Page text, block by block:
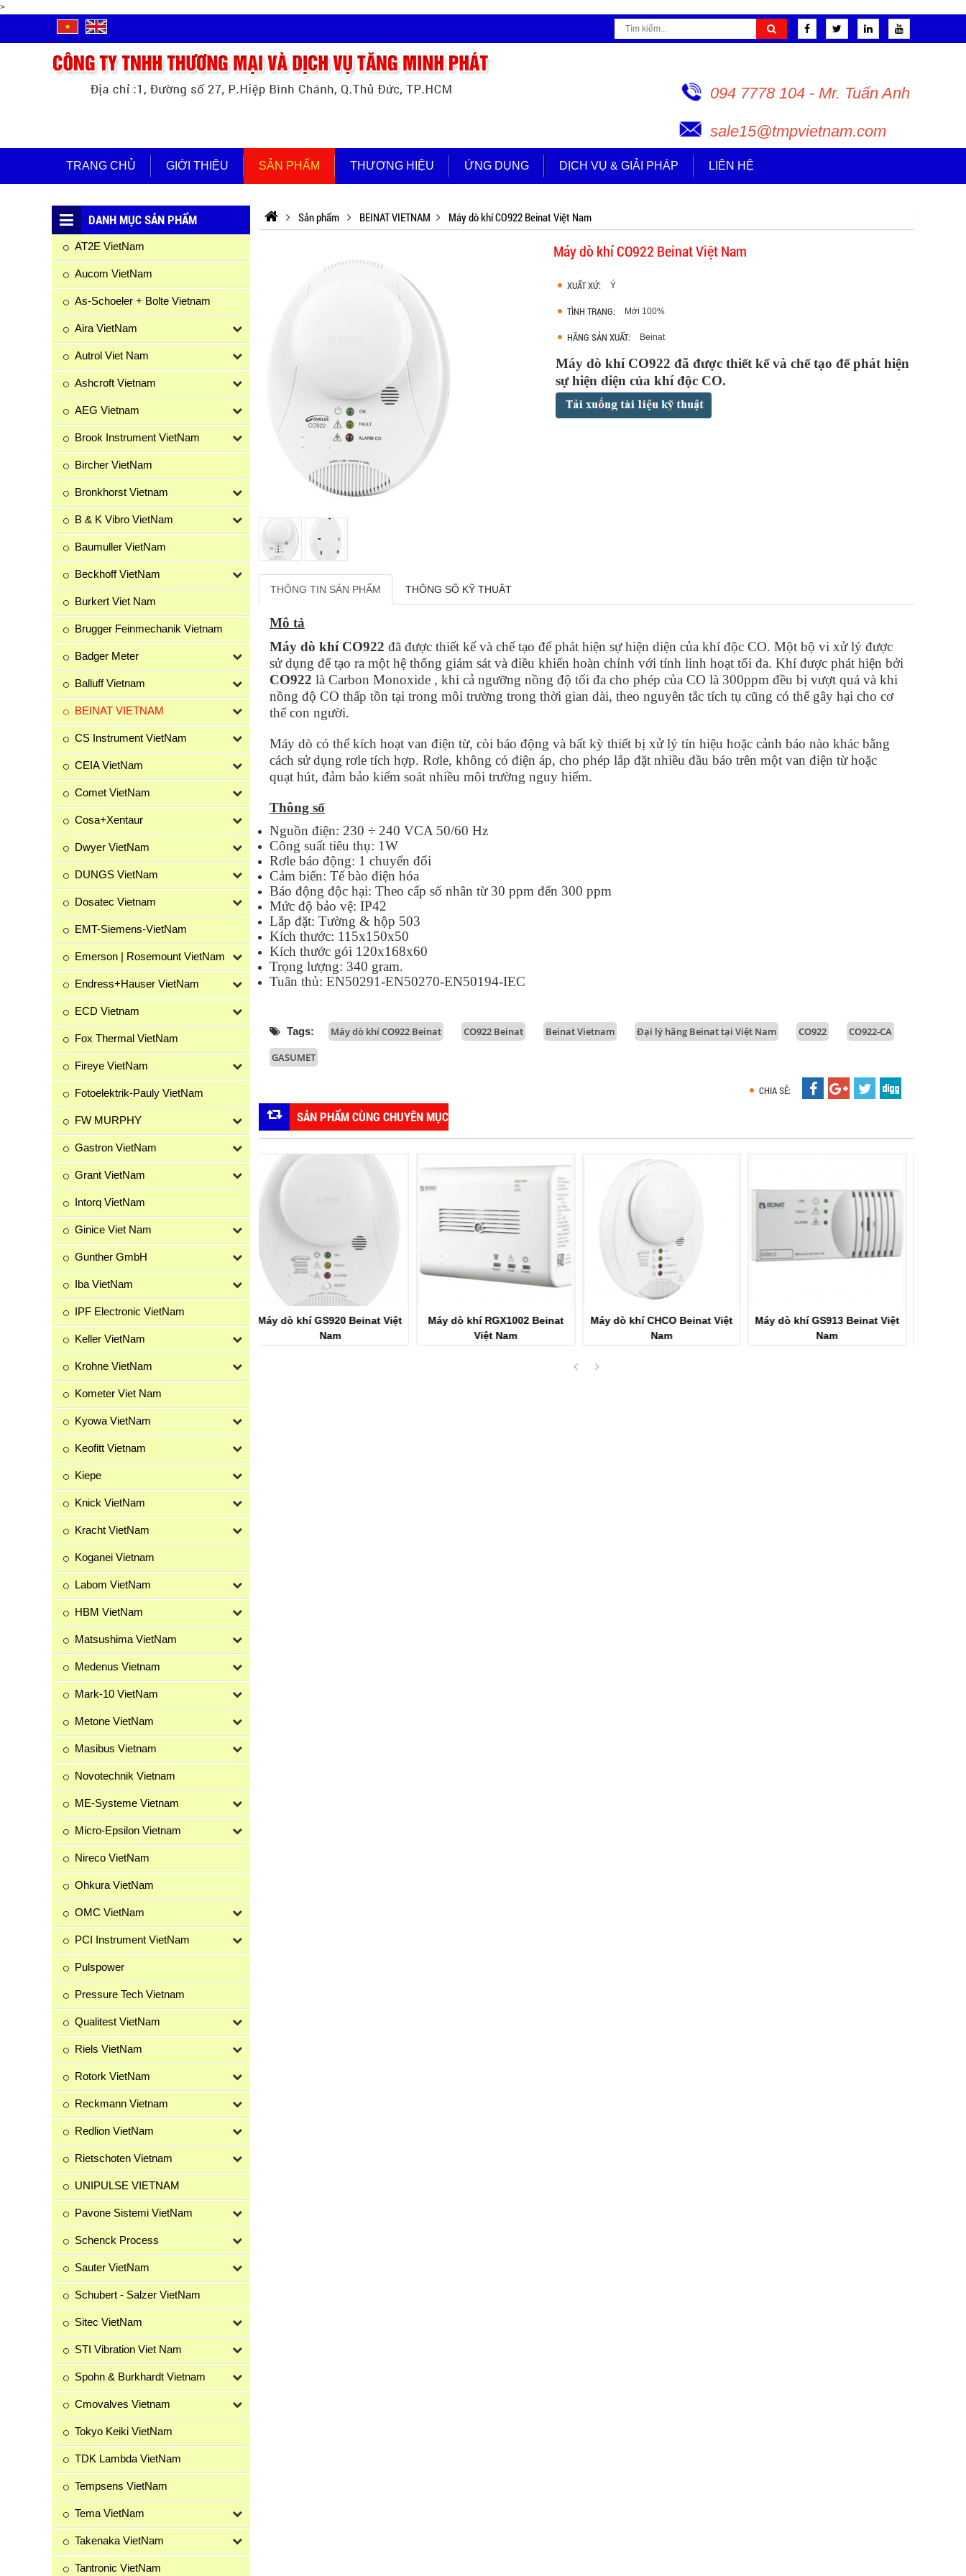
>
094 7778 104 - Mr. Tuấn Anh
sale15@tmpvietnam.com
TRANG CHỦ GIỚI THIỆU SẢN PHẨM THƯƠNG HIỆU ỨNG DỤNG DỊCH VỤ & GIẢI PHÁP LIÊN HỆ
Sản phẩm BEINAT VIETNAM Máy dò khí CO922 Beinat Việt Nam
Máy dò khí CO922 Beinat Việt Nam
XUẤT XỨ: Ý
TÌNH TRẠNG: Mới 100%
HÃNG SẢN XUẤT: Beinat
Máy dò khí CO922 đã được thiết kế và chế tạo để phát hiện
sự hiện diện của khí độc CO.
THÔNG TIN SẢN PHẨM THÔNG SỐ KỸ THUẬT
Mô tả
Máy dò khí CO922 đã được thiết kế và chế tạo để phát hiện sự hiện diện của khí độc CO. Một bộ vi xử lý được
sử dụng để tạo ra một hệ thống giám sát và điều khiển hoàn chỉnh với tính linh hoạt tối đa. Khí được phát hiện bởi
CO922 là Carbon Monoxide , khi cả ngưỡng nồng độ tối đa cho phép của CO là 300ppm đều bị vượt quá và khi
nồng độ CO thấp tồn tại trong môi trường trong thời gian dài, theo nguyên tắc tích tụ cũng có thể gây hại cho cơ
thể con người.
Máy dò có thể kích hoạt van điện từ, còi báo động và bất kỳ thiết bị xử lý tín hiệu hoặc cảnh báo nào khác bằng
cách sử dụng rơle tích hợp. Rơle, không có điện áp, cho phép lắp đặt nhiều đầu báo trên một van điện từ hoặc
quạt hút, đảm bảo kiểm soát nhiều môi trường nguy hiểm.
Thông số
Nguồn điện: 230 ÷ 240 VCA 50/60 Hz
Công suất tiêu thụ: 1W
Rơle báo động: 1 chuyển đổi
Cảm biến: Tế bào điện hóa
Báo động độc hại: Theo cấp số nhân từ 30 ppm đến 300 ppm
Mức độ bảo vệ: IP42
Lắp đặt: Tường & hộp 503
Kích thước: 115x150x50
Kích thước gói 120x168x60
Trọng lượng: 340 gram.
Tuân thủ: EN50291-EN50270-EN50194-IEC
Tags: Máy dò khí CO922 Beinat CO922 Beinat Beinat Vietnam Đại lý hãng Beinat tại Việt Nam CO922
CO922-CA
GASUMET
CHIA SẺ:
SẢN PHẨM CÙNG CHUYÊN MỤC
Máy dò khí RGX1002 Beinat
Việt Nam
Máy dò khí CHCO Beinat Việt
Nam
Máy dò khí GS913 Beinat Việt
Nam
Bộ điều khiển phát hiện chất
nổ và khí độc 1 kênh GS100M
DANH MỤC SẢN PHẨM
AT2E VietNam
Aucom VietNam
As-Schoeler + Bolte Vietnam
Aira VietNam
Autrol Viet Nam
Ashcroft Vietnam
AEG Vietnam
Brook Instrument VietNam
Bircher VietNam
Bronkhorst Vietnam
B & K Vibro VietNam
Baumuller VietNam
Beckhoff VietNam
Burkert Viet Nam
Brugger Feinmechanik Vietnam
Badger Meter
Balluff Vietnam
BEINAT VIETNAM
CS Instrument VietNam
CEIA VietNam
Comet VietNam
Cosa+Xentaur
Dwyer VietNam
DUNGS VietNam
Dosatec Vietnam
EMT-Siemens-VietNam
Emerson | Rosemount VietNam
Endress+Hauser VietNam
ECD Vietnam
Fox Thermal VietNam
Fireye VietNam
Fotoelektrik-Pauly VietNam
FW MURPHY
Gastron VietNam
Grant VietNam
Intorq VietNam
Ginice Viet Nam
Gunther GmbH
Iba VietNam
IPF Electronic VietNam
Keller VietNam
Krohne VietNam
Kometer Viet Nam
Kyowa VietNam
Keofitt Vietnam
Kiepe
Knick VietNam
Kracht VietNam
Koganei Vietnam
Labom VietNam
HBM VietNam
Matsushima VietNam
Medenus Vietnam
Mark-10 VietNam
Metone VietNam
Masibus Vietnam
Novotechnik Vietnam
ME-Systeme Vietnam
Micro-Epsilon Vietnam
Nireco VietNam
Ohkura VietNam
OMC VietNam
PCI Instrument VietNam
Pulspower
Pressure Tech Vietnam
Qualitest VietNam
Riels VietNam
Rotork VietNam
Reckmann Vietnam
Redlion VietNam
Rietschoten Vietnam
UNIPULSE VIETNAM
Pavone Sistemi VietNam
Schenck Process
Sauter VietNam
Schubert - Salzer VietNam
Sitec VietNam
STI Vibration Viet Nam
Spohn & Burkhardt Vietnam
Cmovalves Vietnam
Tokyo Keiki VietNam
TDK Lambda VietNam
Tempsens VietNam
Tema VietNam
Takenaka VietNam
Tantronic VietNam